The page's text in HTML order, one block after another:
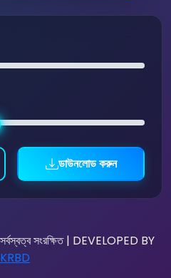
ডাউনলোড করুন
সংরক্ষিত | DEVELOPED BY